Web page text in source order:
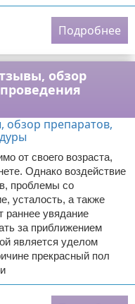
Подробнее
обзор
от своего возраста,
Однако воздействие
проблемы со
усталость, а также
раннее увядание
за приближением
является уделом
прекрасный пол